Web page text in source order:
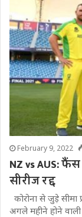
February 9, 2022
NZ vs AUS:
सीरीज रद्द
कोरोना से जुड़े
अगले महीने होने